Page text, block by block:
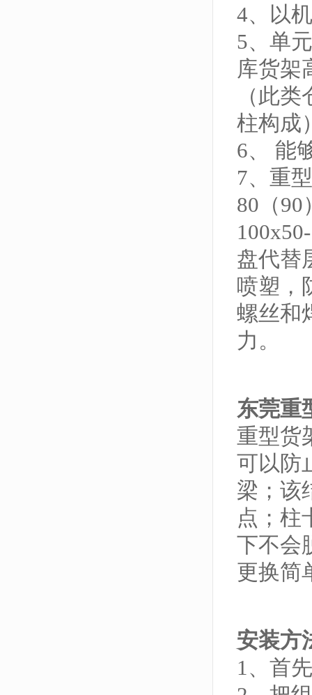
4、以
5、单
库货架
（此
柱构成
6、 能
7、重
80（
盘代替
喷塑，
螺丝和
力。
东莞重
重型货
可以防
梁；该
点；柱
下不会
更换简
安装方
1、首